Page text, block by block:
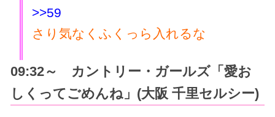
>>59
さり気なくふくっら入れるな
09:32～ カントリー・ガールズ「愛お
しくってごめんね」(大阪 千里セルシー)